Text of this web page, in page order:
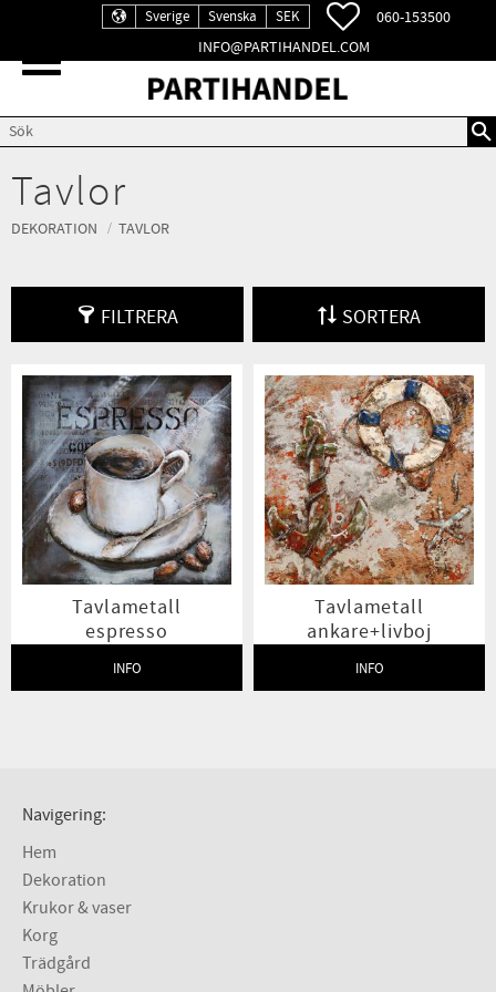
Sverige Svenska SEK FAVORITER
060-153500
INFO@PARTIHANDEL.COM
Tavlor
DEKORATION TAVLOR
FILTRERA SORTERA
Tavlametall
espresso
INFO
Tavlametall
ankare+livboj
INFO
Navigering:
Hem
Dekoration
Krukor & vaser
Korg
Trädgård